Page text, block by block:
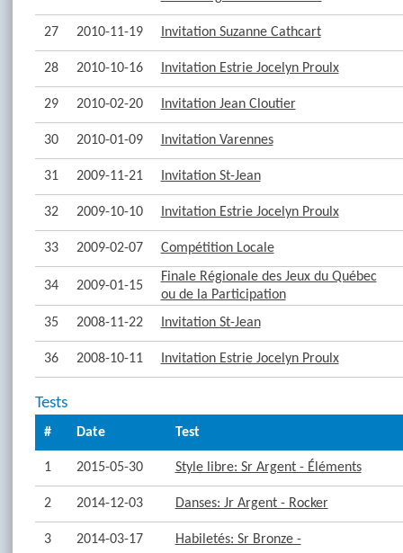
27 2010-11-19 Invitation Suzanne Cathcart
28 2010-10-16 Invitation Estrie Jocelyn Proulx
29 2010-02-20 Invitation Jean Cloutier
30 2010-01-09 Invitation Varennes
31 2009-11-21 Invitation St-Jean
32 2009-10-10 Invitation Estrie Jocelyn Proulx
33 2009-02-07 Compétition Locale
34 2009-01-15
Finale Régionale des Jeux du Québec
ou de la Participation
35
2008-11-22 Invitation St-Jean
36 2008-10-11 Invitation Estrie Jocelyn Proulx
Tests
# Date Test
1 2015-05-30 Style libre: Sr Argent - Éléments
2 2014-12-03 Danses: Jr Argent - Rocker
3 2014-03-17 Habiletés: Sr Bronze -